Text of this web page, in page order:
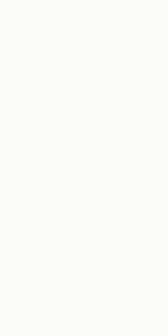
Access to the
Possibility of
Animals are not
Interessiert
deren